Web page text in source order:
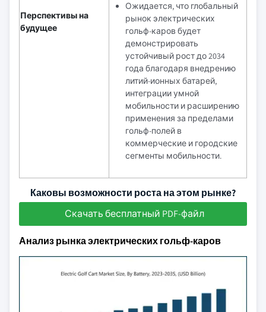
Перспективы на
будущее
Ожидается, что глобальный
рынок электрических
гольф-каров будет
демонстрировать
устойчивый рост до 2034
года благодаря внедрению
литий-ионных батарей,
интеграции умной
мобильности и расширению
применения за пределами
гольф-полей в
коммерческие и городские
сегменты мобильности.
Каковы возможности роста на этом рынке?
Скачать бесплатный PDF-файл
Анализ рынка электрических гольф-каров